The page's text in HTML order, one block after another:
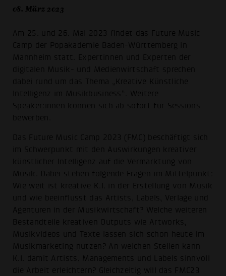
08. März 2023
Am 25. und 26. Mai 2023 findet das Future Music
Camp der Popakademie Baden-Württemberg in
Mannheim statt. Expertinnen und Experten der
digitalen Musik- und Medienwirtschaft sprechen
dabei rund um das Thema „Kreative Künstliche
Intelligenz im Musikbusiness“. Weitere
Speaker:innen können sich ab sofort für Sessions
bewerben.
Das Future Music Camp 2023 (FMC) beschäftigt sich
im Schwerpunkt mit den Auswirkungen kreativer
künstlicher Intelligenz auf die Vermarktung von
Musik. Dabei stehen folgende Fragen im Mittelpunkt:
Wie weit ist kreative K.I. in der Erstellung von Musik
und wie beeinflusst das Artists, Labels, Verlage und
Agenturen in der Musikwirtschaft? Welche weiteren
Bestandteile kreativen Outputs wie Artworks,
Musikvideos und Texte lassen sich schon heute im
Musikmarketing nutzen? An welchen Stellen kann
K.I. damit Artists, Managements und Labels sinnvoll
die Arbeit erleichtern? Gleichzeitig will das FMC23